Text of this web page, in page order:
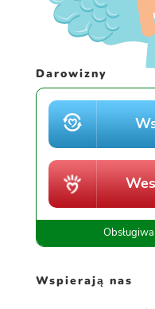
Darowizny
Wspierają nas